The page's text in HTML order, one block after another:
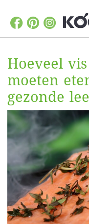
Hoeveel
moeten
gezonde